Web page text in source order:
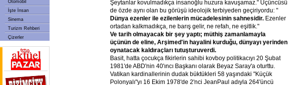
Otomobil
İşte İnsan
Sinema
Turizm Rehberi
Çizerler
Şeytanlar kovulmadıkça insanoğlu huzura kavuşamaz." Üçüncüsü
de özde aynı olan bu görüşü ideolojik terbiyeden geçiriyordu: "
Dünya ezenler ile ezilenlerin mücadelesinin sahnesidir. Ezenler
ortadan kalkmadıkça, ne barış gelir, ne refah, ne eşitlik."
Ve tarih olmayacak bir şey yaptı; müthiş zamanlamayla
üçünün de eline, Arşimed'in hayalini kurduğu, dünyayı yerinden
oynatacak kaldıraçları tutuşturuverdi.
Basit, hatta çocukça fikirlerin sahibi kovboy politikacıyı 20 Şubat
1981'de ABD'nin 40'ıncı Başkanı olarak Beyaz Saray'a oturttu.
Vatikan kardinallerinin dudak büktükleri 58 yaşındaki "Küçük
Polonyalı"yı 16 Ekim 1978'de 2'nci JeanPaul adıyla 264'üncü